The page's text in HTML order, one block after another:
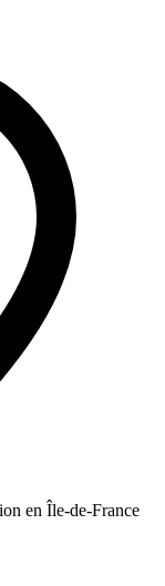
en Île-de-France